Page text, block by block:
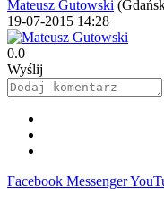
Mateusz Gutowski
19-07-2015 14:28
0.0
Wyślij
Facebook Messenger